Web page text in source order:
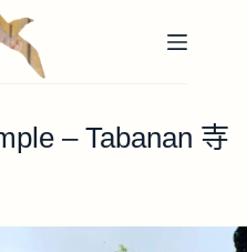
– Tabanan 寺